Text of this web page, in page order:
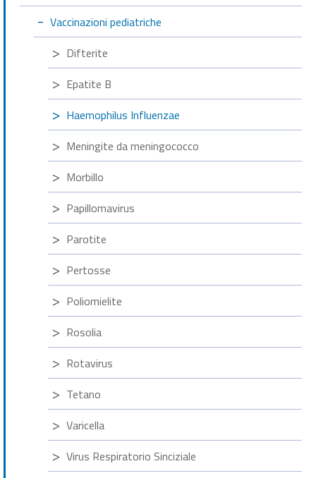
Vaccinazioni pediatriche
Difterite
Epatite B
Haemophilus Influenzae
Meningite da meningococco
Morbillo
Papillomavirus
Parotite
Pertosse
Poliomielite
Rosolia
Rotavirus
Tetano
Varicella
Virus Respiratorio Sinciziale